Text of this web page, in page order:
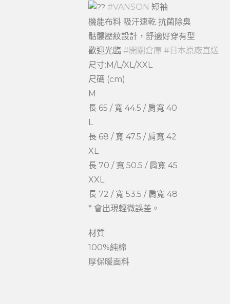
#VANSON 短袖
機能布料 吸汗速乾 抗菌除臭
骷髏壓紋設計，舒適好穿有型
歡迎光臨 #開關倉庫 #日本原廠直送
尺寸:M/L/XL/XXL
尺碼 (cm)
M
長 65 / 寬 44.5 / 肩寬 40
L
長 68 / 寬 47.5 / 肩寬 42
XL
長 70 / 寬 50.5 / 肩寬 45
XXL
長 72 / 寬 53.5 / 肩寬 48
* 會出現輕微誤差。
材質
100%純棉
厚保暖面料